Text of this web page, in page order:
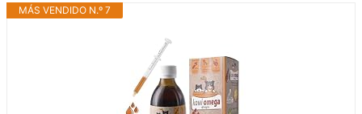
MÁS VENDIDO N.º 7